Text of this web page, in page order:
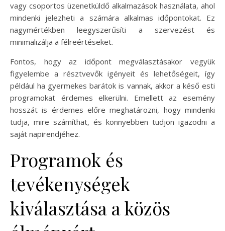
vagy csoportos üzenetküldő alkalmazások használata, ahol
mindenki jelezheti a számára alkalmas időpontokat. Ez
nagymértékben leegyszerűsíti a szervezést és
minimalizálja a félreértéseket.
Fontos, hogy az időpont megválasztásakor vegyük
figyelembe a résztvevők igényeit és lehetőségeit, így
például ha gyermekes barátok is vannak, akkor a késő esti
programokat érdemes elkerülni. Emellett az esemény
hosszát is érdemes előre meghatározni, hogy mindenki
tudja, mire számíthat, és könnyebben tudjon igazodni a
saját napirendjéhez.
Programok és
tevékenységek
kiválasztása a közös